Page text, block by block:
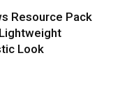
Resource Pack
Look